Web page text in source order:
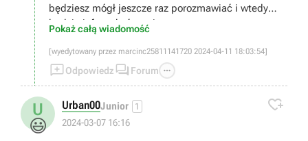
będziesz mógł jeszcze raz porozmawiać i wtedy
będzie info o ukończeniu.
Pokaż całą wiadomość
[wyedytowany przez marcinc25811141720 2024-04-11 18:03:54]
Odpowiedz  Forum 
U
😃
Urban00Junior 1
2024-03-07 16:16
